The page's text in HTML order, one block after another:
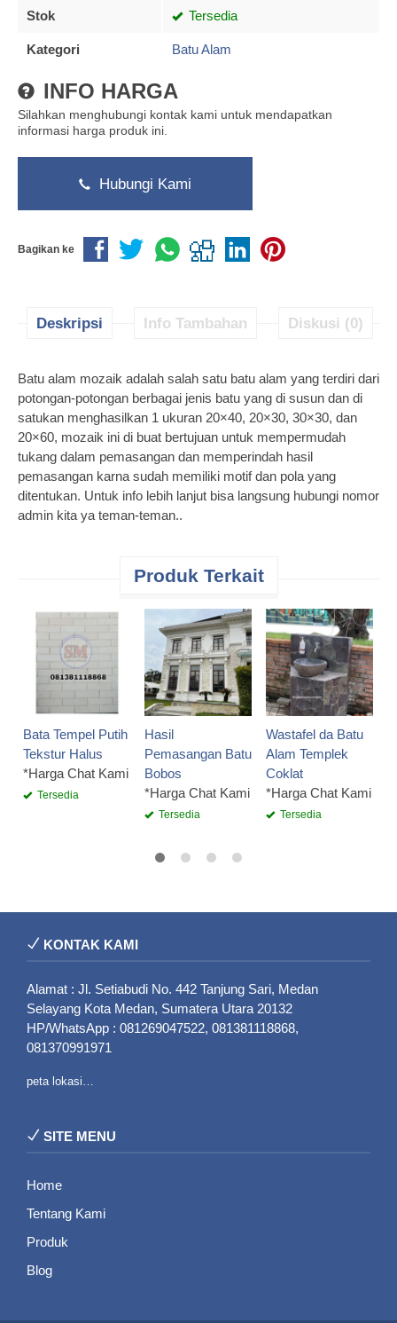
Stok Tersedia
Kategori Batu Alam
INFO HARGA
Silahkan menghubungi kontak kami untuk mendapatkan
informasi harga produk ini.
Hubungi Kami
Bagikan ke
Deskripsi Info Tambahan Diskusi (0)
Batu alam mozaik adalah salah satu batu alam yang terdiri dari
potongan-potongan berbagai jenis batu yang di susun dan di
satukan menghasilkan 1 ukuran 20×40, 20×30, 30×30, dan
20×60, mozaik ini di buat bertujuan untuk mempermudah
tukang dalam pemasangan dan memperindah hasil
pemasangan karna sudah memiliki motif dan pola yang
ditentukan. Untuk info lebih lanjut bisa langsung hubungi nomor
admin kita ya teman-teman..
Produk Terkait
Bata Tempel Putih
Tekstur Halus
*Harga Chat Kami
Tersedia
Hasil
Pemasangan Batu
Bobos
*Harga Chat Kami
Tersedia
Wastafel da Batu
Alam Templek
Coklat
*Harga Chat Kami
Tersedia
KONTAK KAMI
Alamat : Jl. Setiabudi No. 442 Tanjung Sari, Medan
Selayang Kota Medan, Sumatera Utara 20132
HP/WhatsApp : 081269047522, 081381118868,
081370991971
peta lokasi…
SITE MENU
Home
Tentang Kami
Produk
Blog